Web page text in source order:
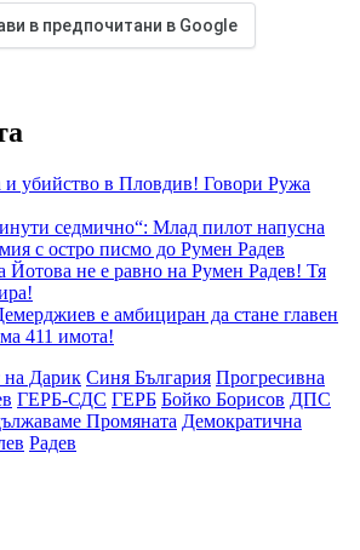
в предпочитани в Google
и убийство в Пловдив! Говори Ружа
седмично“: Млад пилот напусна
с остро писмо до Румен Радев
Йотова не е равно на Румен Радев! Тя
е амбициран да стане главен
411 имота!
на Дарик Синя България Прогресивна
ГЕРБ-СДС ГЕРБ Бойко Борисов ДПС
Промяната Демократична
Радев